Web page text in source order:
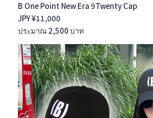
B One Point New Era 9Twenty Cap
JPY ¥11,000
ประมาณ 2,500 บาท